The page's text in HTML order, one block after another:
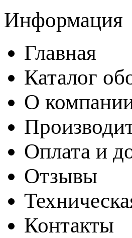
Информация
Главная
Каталог
О
Оплата и
Отзывы
Контакты